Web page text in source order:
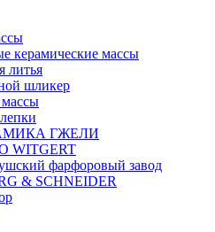
керамические массы
литья
шликер
ГЖЕЛИ
WITGERT
фарфоровый завод
& SCHNEIDER